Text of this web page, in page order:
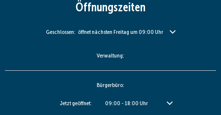
Öffnungszeiten
Klicken, um weitere Öffnungs- oder Schließzeiten auszublenden
Geschlossen: öffnet nächsten Freitag um 09:00 Uhr
Verwaltung:
Bürgerbüro:
Klicken, um weitere Öffnungs- oder Schließzeiten auszublenden
Jetzt geöffnet: 09:00 - 18:00 Uhr Von 09:00 bis 18:00 Uhr